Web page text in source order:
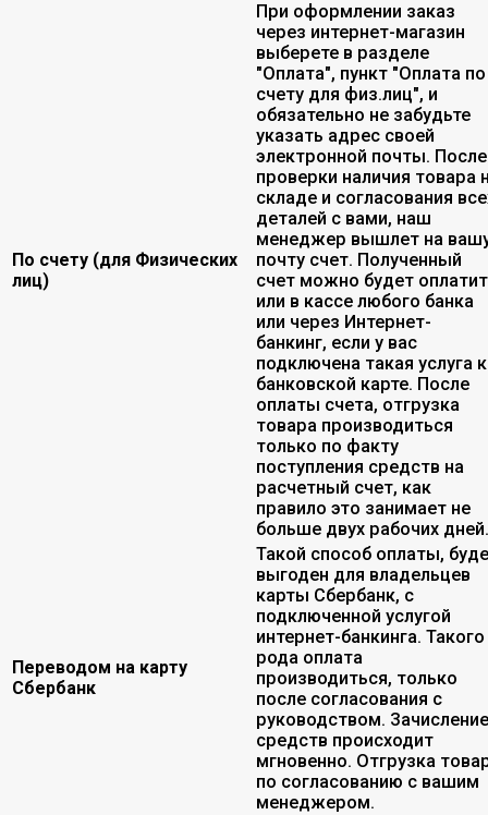
По счету (для Физических
лиц)
При оформлении заказ
через интернет-магазин
выберете в разделе
"Оплата", пункт "Оплата по
счету для физ.лиц", и
обязательно не забудьте
указать адрес своей
электронной почты. После
проверки наличия товара
складе и согласования
деталей с вами, наш
менеджер вышлет на
почту счет. Полученный
счет можно будет
или в кассе любого банка
или через Интернет-
банкинг, если у вас
подключена такая услуга к
банковской карте. После
оплаты счета, отгрузка
товара производиться
только по факту
поступления средств на
расчетный счет, как
правило это занимает не
больше двух рабочих дней.
Переводом на карту
Сбербанк
Такой способ оплаты,
выгоден для владельцев
карты Сбербанк, с
подключенной услугой
интернет-банкинга. Такого
рода оплата
производиться, только
после согласования с
руководством. Зачисление
средств происходит
мгновенно. Отгрузка
по согласованию с вашим
менеджером.